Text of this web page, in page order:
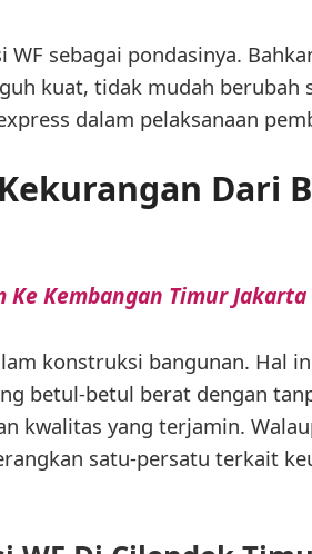
sebagai pondasinya.
kuat, tidak mudah
dalam pelaksanaan
Dari
Ke Kembangan Timur Jakarta
konstruksi bangunan. Hal
betul-betul berat dengan
kwalitas yang terjamin.
satu-persatu terkait